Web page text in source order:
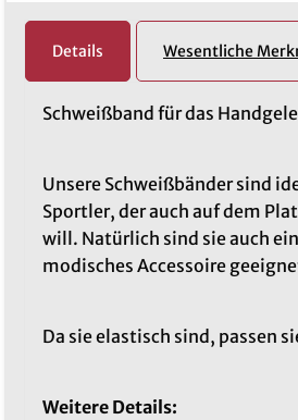
Details Wesentliche
Schweißband für das
Unsere Schweißbänder sind
Sportler, der auch auf dem
will. Natürlich sind sie auch
modisches Accessoire
Da sie elastisch sind, passen
Weitere Details: